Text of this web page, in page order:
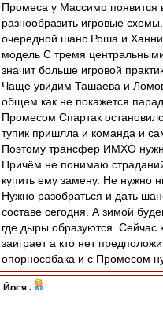
Промеса у Массимо появится
разнообразить игровые
очередной шанс Роша и
модель С тремя
значит больше игровой
Чаще увидим Ташаева и
общем как не покажется
Промесом Спартак
тупик пришлла и команда и
Поэтому трансфер ИМХО
Причём не понимаю
купить ему замену. Не нужно
Нужно разобраться и дать
составе сегодня. А зимой
где дыры образуются. Сейчас
заиграет а кто нет
опорнособака и с Промесом
Йося -